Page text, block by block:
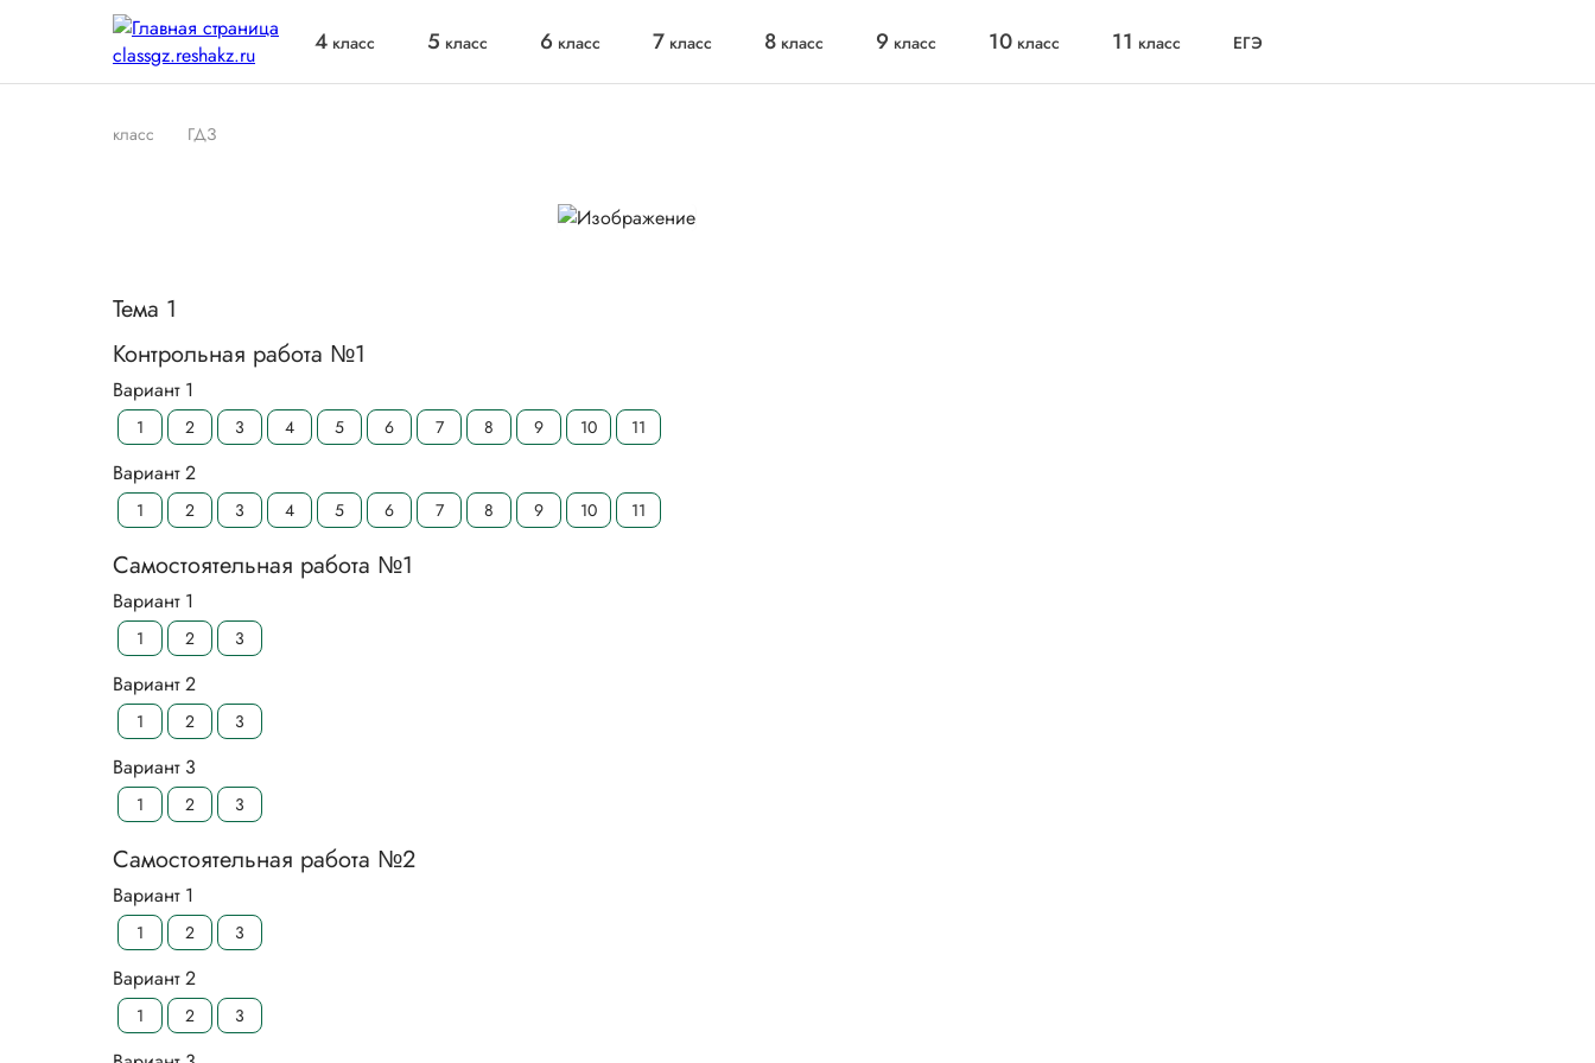
4 класс 5 класс 6 класс 7 класс 8 класс 9 класс 10 класс 11 класс ЕГЭ
класс ГДЗ
Тема 1
Контрольная работа №1
Вариант 1
1 2 3 4 5 6 7 8 9 10 11
Вариант 2
1 2 3 4 5 6 7 8 9 10 11
Самостоятельная работа №1
Вариант 1
1 2 3
Вариант 2
1 2 3
Вариант 3
1 2 3
Самостоятельная работа №2
Вариант 1
1 2 3
Вариант 2
1 2 3